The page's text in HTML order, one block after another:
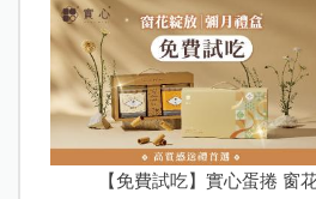
【免費試吃】實心蛋捲 窗